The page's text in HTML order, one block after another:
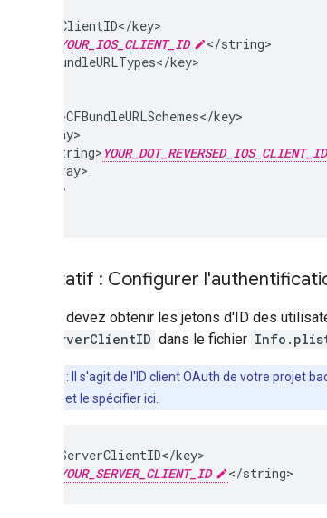
<key>GIDClientID</key>
YOUR_IOS_CLIENT_ID
</string>
<key>CFBundleURLTypes</key>
    <key>CFBundleURLSchemes</key>
    <array>
      <string>
YOUR_DOT_REVERSED_IOS_CLIENT_ID
    </array>
  </dict>
Facultatif : Configurer
Si vous devez obtenir les jetons d'ID des
GIDServerClientID dans le fichier
: Il s'agit de l'ID client OAuth de votre projet
et le spécifier ici.
<key>GIDServerClientID</key>
YOUR_SERVER_CLIENT_ID </string>